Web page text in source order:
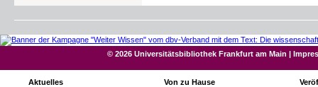
© 2026 Universitätsbibliothek Frankfurt am Main |
Aktuelles Von zu Hause